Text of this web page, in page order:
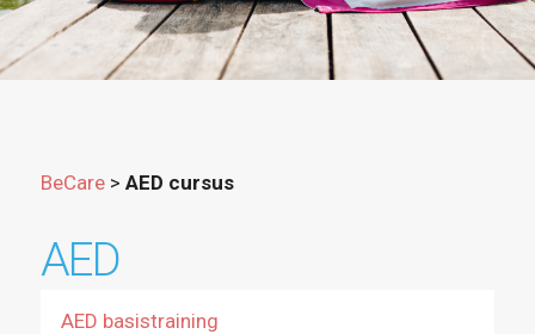
BeCare> AED cursus
AED
AED basistraining